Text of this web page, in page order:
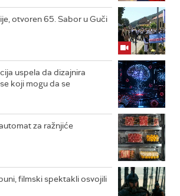
otvoren 65. Sabor u Guči
uspela da dizajnira
koji mogu da se
za ražnjiće
filmski spektakli osvojili